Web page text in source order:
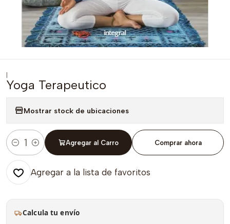
|
Yoga Terapeutico
Mostrar stock de ubicaciones
Cantidad
Agregar al Carro Comprar ahora
Agregar a la lista de favoritos
Calcula tu envío